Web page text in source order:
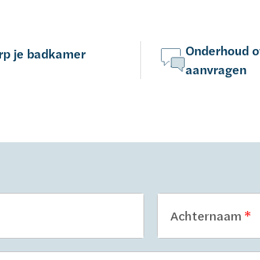
je badkamer
Onderhoud
aanvragen
Achternaam